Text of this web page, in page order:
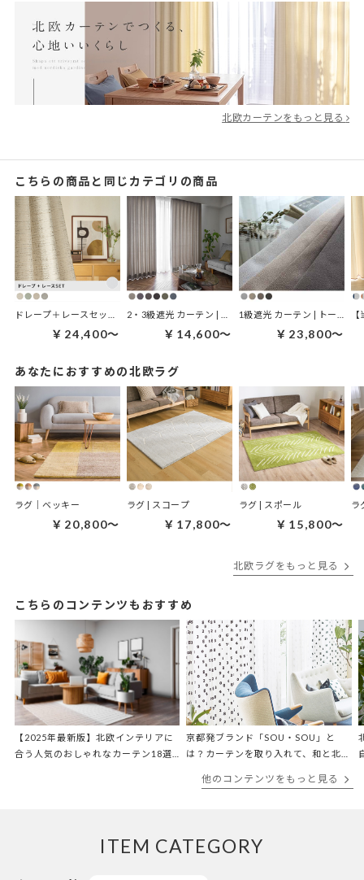
北欧カーテンをもっと見る
こちらの商品と同じカテゴリの商品
ドレープ＋レースセット | ブレンディセット
￥24,400～
2・3級遮光 カーテン | ノルディナ
￥14,600～
1級遮光 カーテン | トーネ
￥23,800～
あなたにおすすめの北欧ラグ
ラグ｜ベッキー
￥20,800～
ラグ | スコープ
￥17,800～
ラグ | スポール
￥15,800～
ラ
北欧ラグをもっと見る
こちらのコンテンツもおすすめ
【2025年最新版】北欧インテリアに
合う人気のおしゃれなカーテン18選
京都発ブランド「SOU・SOU」と
は？カーテンを取り入れて、和と北欧
他のコンテンツをもっと見る
ITEM CATEGORY